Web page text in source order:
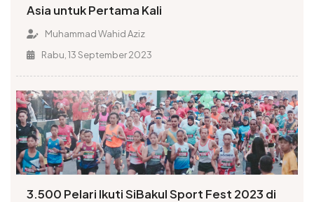
Asia untuk Pertama Kali
Muhammad Wahid Aziz
Rabu, 13 September 2023
3.500 Pelari Ikuti SiBakul Sport Fest 2023 di